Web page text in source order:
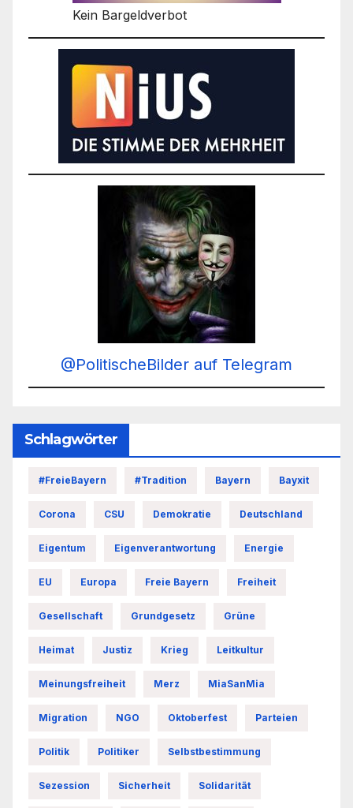
Kein Bargeldverbot
@PolitischeBilder auf Telegram
Schlagwörter
#FreieBayern #Tradition Bayern Bayxit
Corona CSU Demokratie Deutschland
Eigentum Eigenverantwortung Energie
EU Europa Freie Bayern Freiheit
Gesellschaft Grundgesetz Grüne
Heimat Justiz Krieg Leitkultur
Meinungsfreiheit Merz MiaSanMia
Migration NGO Oktoberfest Parteien
Politik Politiker Selbstbestimmung
Sezession Sicherheit Solidarität